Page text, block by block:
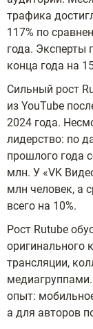
трафика
117% по
года. Эксперты
конца года на
Сильный рост
из YouTube
2024 года.
лидерство: по
прошлого года
млн. У «VK
млн человек, а
всего на 10%.
Рост Rutube
оригинального
трансляции,
опыт:
а для авторов